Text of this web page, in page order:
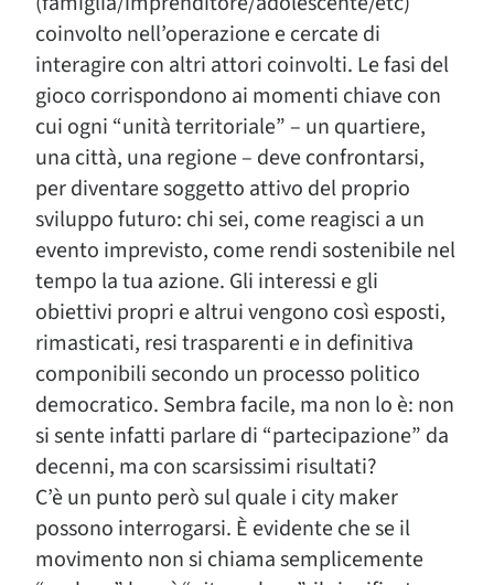
coinvolto nell’operazione e cercate di
interagire con altri attori coinvolti. Le fasi del
gioco corrispondono ai momenti chiave con
cui ogni “unità territoriale” – un quartiere,
una città, una regione – deve confrontarsi,
per diventare soggetto attivo del proprio
sviluppo futuro: chi sei, come reagisci a un
evento imprevisto, come rendi sostenibile nel
tempo la tua azione. Gli interessi e gli
obiettivi propri e altrui vengono così esposti,
rimasticati, resi trasparenti e in definitiva
componibili secondo un processo politico
democratico. Sembra facile, ma non lo è: non
si sente infatti parlare di “partecipazione” da
decenni, ma con scarsissimi risultati?
C’è un punto però sul quale i city maker
possono interrogarsi. È evidente che se il
movimento non si chiama semplicemente